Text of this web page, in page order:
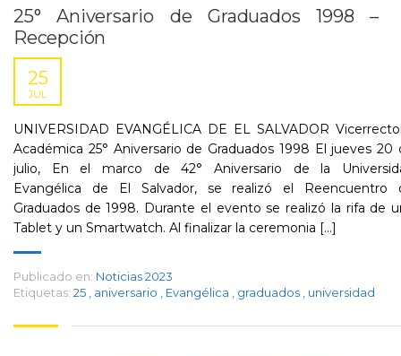
25° Aniversario de Graduados 1998 –
Recepción
25
JUL
UNIVERSIDAD EVANGÉLICA DE EL SALVADOR
Académica 25° Aniversario de Graduados 1998 El jueves 20
julio, En el marco de 42° Aniversario de la
Evangélica de El Salvador, se realizó el Reencuentro
Graduados de 1998. Durante el evento se realizó la rifa de
Tablet y un Smartwatch. Al finalizar la ceremonia [...]
Publicado en: Noticias 2023
Etiquetas: 25 aniversario Evangélica graduados universidad